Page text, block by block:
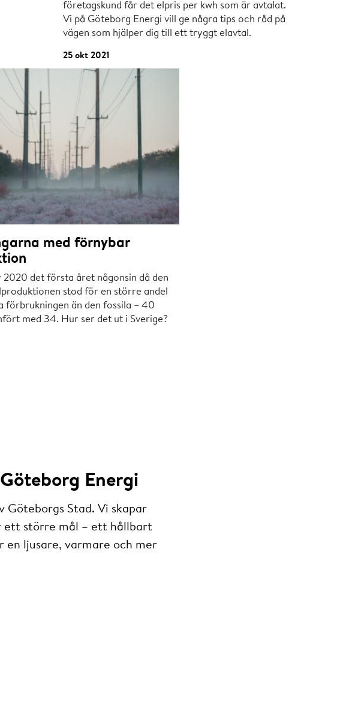
företagskund får det elpris per kwh som är avtalat.
Vi på Göteborg Energi vill ge några tips och råd på
vägen som hjälper dig till ett tryggt elavtal.
25 okt 2021
med förnybar
2020 det första året någonsin då den
stod för en större andel
förbrukningen än den fossila – 40
med 34. Hur ser det ut i Sverige?
Energi
Göteborgs Stad. Vi skapar
ett större mål – ett hållbart
en ljusare, varmare och mer